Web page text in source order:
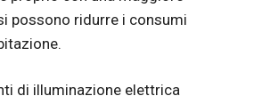
possono ridurre i consumi
di illuminazione elettrica